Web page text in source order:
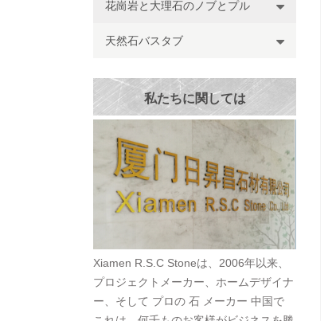
花崗岩と大理石のノブとプル
天然石バスタブ
私たちに関しては
Xiamen R.S.C Stoneは、2006年以来、
プロジェクトメーカー、ホームデザイナ
ー、そして プロの 石 メーカー 中国で